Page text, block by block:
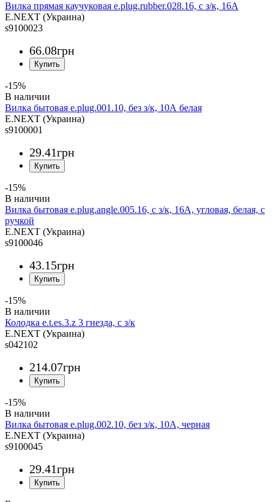
Вилка прямая каучуковая e.plug.rubber.028.16, с з/к, 16А
E.NEXT (Украина)
s9100023
66.08грн
-15%
Вилка бытовая e.plug.001.10, без з/к, 10А белая
E.NEXT (Украина)
s9100001
29.41грн
-15%
Вилка бытовая e.plug.angle.005.16, с з/к, 16А, угловая, белая, с
ручкой
E.NEXT (Украина)
s9100046
43.15грн
-15%
Колодка e.t.es.3.z 3 гнезда, с з/к
E.NEXT (Украина)
s042102
214.07грн
-15%
Вилка бытовая e.plug.002.10, без з/к, 10А, черная
E.NEXT (Украина)
s9100045
29.41грн